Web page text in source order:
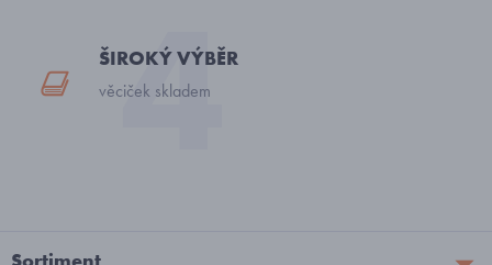
ŠIROKÝ VÝBĚR
věciček skladem